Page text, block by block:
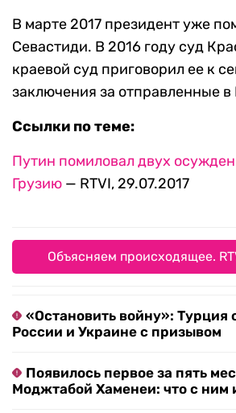
В марте 2017 президент уже
Севастиди. В 2016 году суд
краевой суд приговорил ее к
заключения за отправленные
Ссылки по теме:
Путин помиловал двух
Грузию — RTVI, 29.07.2017
Объясняем происходящее.
«Остановить войну»: Турция
России и Украине с призывом
Появилось первое за пять
Моджтабой Хаменеи: что с ним